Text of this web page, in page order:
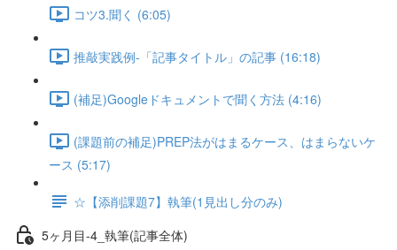
コツ3.聞く (6:05)
推敲実践例-「記事タイトル」の記事 (16:18)
(補足)Googleドキュメントで聞く方法 (4:16)
(課題前の補足)PREP法がはまるケース、はまらないケ
ース (5:17)
☆【添削課題7】執筆(1見出し分のみ)
5ヶ月目-4_執筆(記事全体)